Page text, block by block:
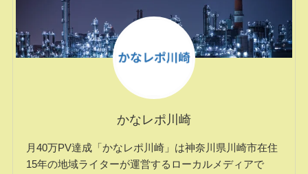
かなレポ川崎
月40万PV達成「かなレポ川崎」は神奈川県川崎市在住
15年の地域ライターが運営するローカルメディアで